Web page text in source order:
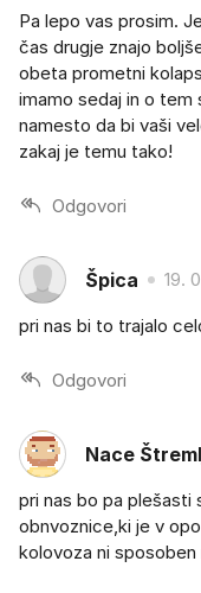
Pa lepo vas prosim.
čas drugje znajo
obeta prometni
imamo sedaj in o tem
namesto da bi vaši
zakaj je temu tako!
Odgovori
Špica 19.
pri nas bi to trajalo
Odgovori
Nace
pri nas bo pa plešasti
obnvoznice,ki je v
kolovoza ni